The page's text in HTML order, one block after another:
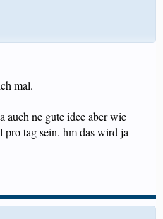
mal.
auch ne gute idee aber wie
pro tag sein. hm das wird ja